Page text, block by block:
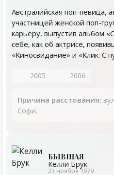
Австралийская поп-певица,
участницей женской поп-
карьеру, выпустив альбом
себе, как об актрисе,
«Киносвидание» и «Клик: С
2005 2006
Причина расстования:
Софи.
БЫВШАЯ
Келли Брук
23 ноября 1979